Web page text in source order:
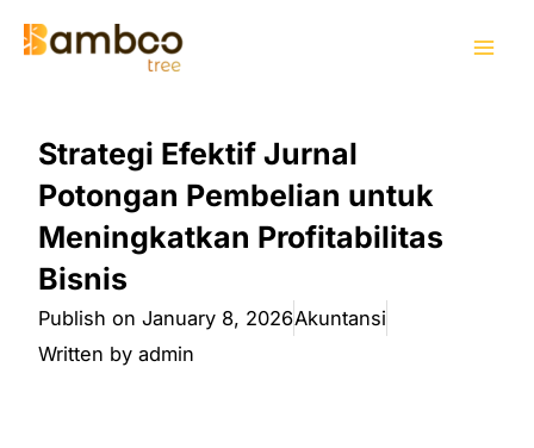
Strategi Efektif Jurnal
Potongan Pembelian untuk
Meningkatkan Profitabilitas
Bisnis
Publish on January 8, 2026Akuntansi
Written by admin